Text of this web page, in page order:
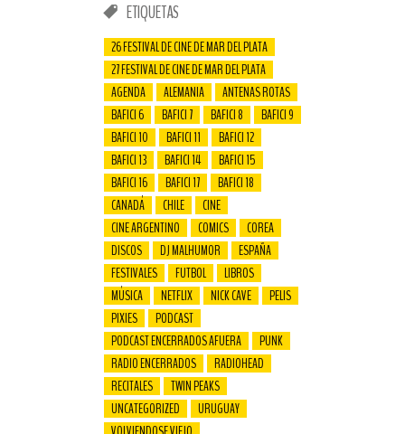
ETIQUETAS
26 FESTIVAL DE CINE DE MAR DEL PLATA
27 FESTIVAL DE CINE DE MAR DEL PLATA
AGENDA
ALEMANIA
ANTENAS ROTAS
BAFICI 6
BAFICI 7 BAFICI 8
BAFICI 9
BAFICI 10
BAFICI 11
BAFICI 12
BAFICI 13
BAFICI 14
BAFICI 15
BAFICI 16
BAFICI 17
BAFICI 18
CANADÁ
CHILE
CINE
CINE ARGENTINO
COMICS
COREA
DISCOS
DJ MALHUMOR
ESPAÑA
FESTIVALES
FUTBOL
LIBROS
MÚSICA
NETFLIX NICK CAVE
PELIS
PIXIES
PODCAST
PODCAST ENCERRADOS AFUERA
PUNK
RADIO ENCERRADOS
RADIOHEAD
RECITALES
TWIN PEAKS
UNCATEGORIZED
URUGUAY